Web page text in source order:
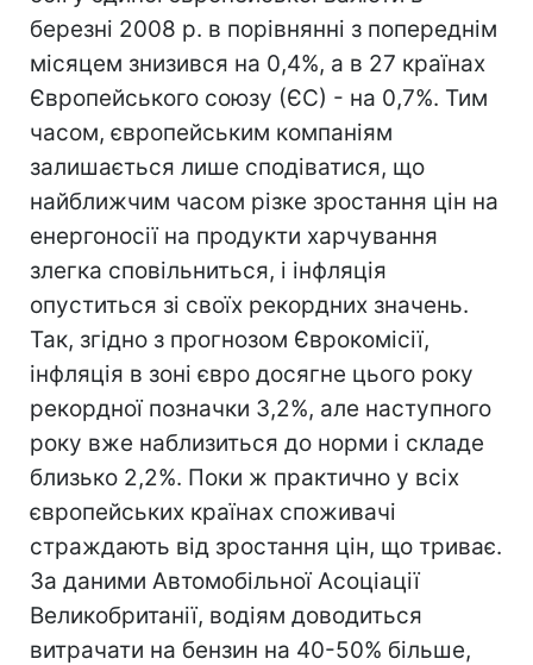
березні 2008 р. в порівнянні з попереднім
місяцем знизився на 0,4%, а в 27 країнах
Європейського союзу (ЄС) - на 0,7%. Тим
часом, європейським компаніям
залишається лише сподіватися, що
найближчим часом різке зростання цін на
енергоносії на продукти харчування
злегка сповільниться, і інфляція
опуститься зі своїх рекордних значень.
Так, згідно з прогнозом Єврокомісії,
інфляція в зоні євро досягне цього року
рекордної позначки 3,2%, але наступного
року вже наблизиться до норми і складе
близько 2,2%. Поки ж практично у всіх
європейських країнах споживачі
страждають від зростання цін, що триває.
За даними Автомобільної Асоціації
Великобританії, водіям доводиться
витрачати на бензин на 40-50% більше,